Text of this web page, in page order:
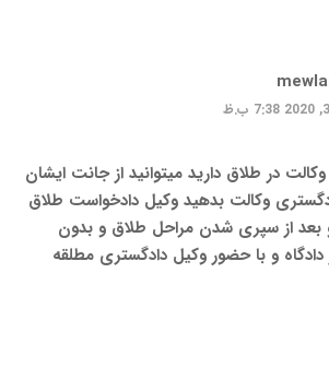
در طلاق دارید میتوانید از جانت ایشان
وکالت بدهید وکیل دادخواست طلاق
بعد از سپری شدن مراحل طلاق و بدون
و با حضور وکیل دادگستری مطلقه